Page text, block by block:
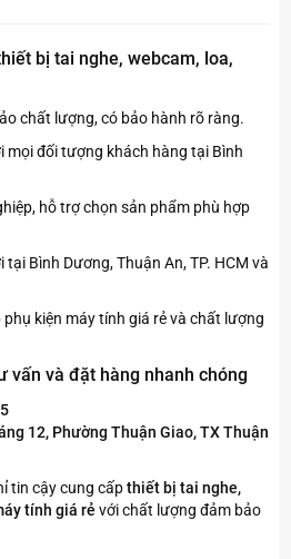
bị tai nghe, webcam, loa,
chất lượng, có bảo hành rõ ràng.
mọi đối tượng khách hàng tại Bình
hỗ trợ chọn sản phẩm phù hợp
Bình Dương, Thuận An, TP. HCM và
kiện máy tính giá rẻ và chất lượng
vấn và đặt hàng nhanh chóng
12, Phường Thuận Giao, TX Thuận
tin cậy cung cấpthiết bị tai nghe,
tính giá rẻ với chất lượng đảm bảo